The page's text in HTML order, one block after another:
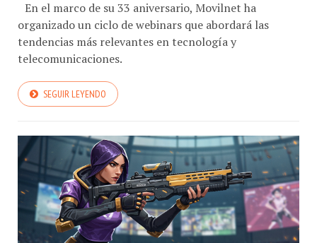
En el marco de su 33 aniversario, Movilnet ha
organizado un ciclo de webinars que abordará las
tendencias más relevantes en tecnología y
telecomunicaciones.
SEGUIR LEYENDO